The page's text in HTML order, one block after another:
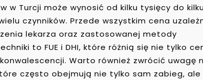
w Turcji może wynosić od kilku tysięcy do
czynników. Przede wszystkim cena
lekarza oraz zastosowanej metody
to FUE i DHI, które różnią się nie tylko
Warto również zwrócić uwagę
często obejmują nie tylko sam zabieg, ale